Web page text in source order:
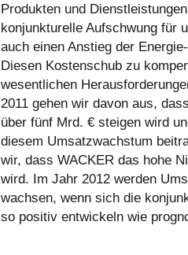
Produkten und
konjunkturelle Aufschwung für
auch einen Anstieg der
Diesen Kostenschub zu
wesentlichen
2011 gehen wir davon aus,
über fünf Mrd. € steigen wird
diesem Umsatzwachstum
wir, dass WACKER das hohe
wird. Im Jahr 2012 werden
wachsen, wenn sich die
so positiv entwickeln wie